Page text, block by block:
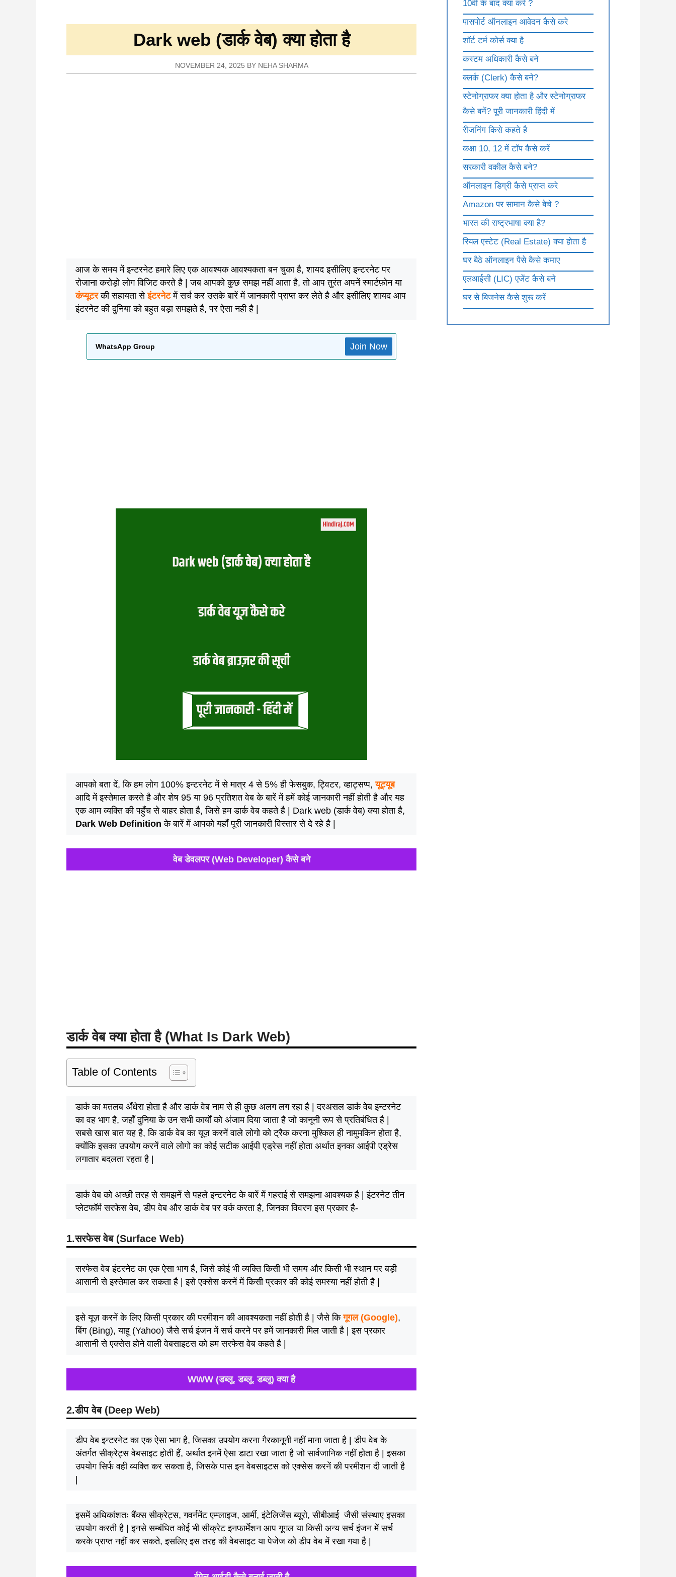
Dark web (डार्क वेब) क्या होता है
NOVEMBER 24, 2025 BY NEHA SHARMA
आज के समय में इन्टरनेट हमारे लिए एक आवश्यक आवश्यकता बन चुका है, शायद इसीलिए इन्टरनेट पर
रोजाना करोड़ो लोग विजिट करते है | जब आपको कुछ समझ नहीं आता है, तो आप तुरंत अपनें स्मार्टफ़ोन या
कंप्यूटर की सहायता सेइंटरनेटमें सर्च कर उसके बारें में जानकारी प्राप्त कर लेते है और इसीलिए शायद आप
इंटरनेट की दुनिया को बहुत बड़ा समझते है, पर ऐसा नही है |
WhatsApp Group Join Now
आपको बता दें, कि हम लोग 100% इन्टरनेट में से मात्र 4 से 5% ही फेसबुक, ट्विटर, व्हाट्सप्प,यूट्यूब
आदि में इस्तेमाल करते है और शेष 95 या 96 प्रतिशत वेब के बारें में हमें कोई जानकारी नहीं होती है और यह
एक आम व्यक्ति की पहुँच से बाहर होता है, जिसे हम डार्क वेब कहते है | Dark web (डार्क वेब) क्या होता है,
Dark Web Definitionके बारें में आपको यहाँ पूरी जानकारी विस्तार से दे रहे है |
वेब डेवलपर (Web Developer) कैसे बने
डार्क वेब क्या होता है (What Is Dark Web)
Table of Contents
डार्क का मतलब अँधेरा होता है और डार्क वेब नाम से ही कुछ अलग लग रहा है | दरअसल डार्क वेब इन्टरनेट
का वह भाग है, जहाँ दुनिया के उन सभी कार्यों को अंजाम दिया जाता है जो कानूनी रूप से प्रतिबंधित है |
सबसे खास बात यह है, कि डार्क वेब का यूज़ करनें वाले लोगो को ट्रैक करना मुश्किल ही नामुमकिन होता है,
क्योंकि इसका उपयोग करनें वाले लोगो का कोई सटीक आईपी एड्रेस नहीं होता अर्थात इनका आईपी एड्रेस
लगातार बदलता रहता है |
डार्क वेब को अच्छी तरह से समझनें से पहले इन्टरनेट के बारें में गहराई से समझना आवश्यक है | इंटरनेट तीन
प्लेटफॉर्म सरफेस वेब, डीप वेब और डार्क वेब पर वर्क करता है, जिनका विवरण इस प्रकार है-
1.सरफेस वेब (Surface Web)
सरफेस वेब इंटरनेट का एक ऐसा भाग है, जिसे कोई भी व्यक्ति किसी भी समय और किसी भी स्थान पर बड़ी
आसानी से इस्तेमाल कर सकता है | इसे एक्सेस करनें में किसी प्रकार की कोई समस्या नहीं होती है |
इसे यूज़ करनें के लिए किसी प्रकार की परमीशन की आवश्यकता नहीं होती है | जैसे किगूगल (Google),
बिंग (Bing), याहू (Yahoo) जैसे सर्च इंजन में सर्च करने पर हमें जानकारी मिल जाती है | इस प्रकार
आसानी से एक्सेस होने वाली वेबसाइटस को हम सरफेस वेब कहते है |
WWW (डब्लू. डब्लू. डब्लू) क्या है
2.डीप वेब (Deep Web)
डीप वेब इन्टरनेट का एक ऐसा भाग है, जिसका उपयोग करना गैरकानूनी नहीं माना जाता है | डीप वेब के
अंतर्गत सीक्रेट्स वेबसाइट होती हैं, अर्थात इनमें ऐसा डाटा रखा जाता है जो सार्वजानिक नहीं होता है | इसका
उपयोग सिर्फ वही व्यक्ति कर सकता है, जिसके पास इन वेबसाइटस को एक्सेस करनें की परमीशन दी जाती है
इसमें अधिकांशतः बैंक्स सीक्रेट्स, गवर्नमेंट एम्प्लाइज, आर्मी, इंटेलिजेंस ब्यूरो, सीबीआई जैसी संस्थाए इसका
उपयोग करती है | इनसे सम्बंधित कोई भी सीक्रेट इनफार्मेशन आप गूगल या किसी अन्य सर्च इंजन में सर्च
करके प्राप्त नहीं कर सकते, इसलिए इस तरह की वेबसाइट या पेजेज को डीप वेब में रखा गया है |
10वी के बाद क्या करे ?
पासपोर्ट ऑनलाइन आवेदन कैसे करे
शॉर्ट टर्म कोर्स क्या है
कस्टम अधिकारी कैसे बने
क्लर्क (Clerk) कैसे बने?
स्टेनोग्राफर क्या होता है और स्टेनोग्राफर
कैसे बनें? पूरी जानकारी हिंदी में
रीजनिंग किसे कहते है
कक्षा 10, 12 में टॉप कैसे करें
सरकारी वकील कैसे बने?
ऑनलाइन डिग्री कैसे प्राप्त करे
Amazon पर सामान कैसे बेचे ?
भारत की राष्ट्रभाषा क्या है?
रियल एस्टेट (Real Estate) क्या होता है
घर बैठे ऑनलाइन पैसे कैसे कमाए
एलआईसी (LIC) एजेंट कैसे बने
घर से बिजनेस कैसे शुरू करें